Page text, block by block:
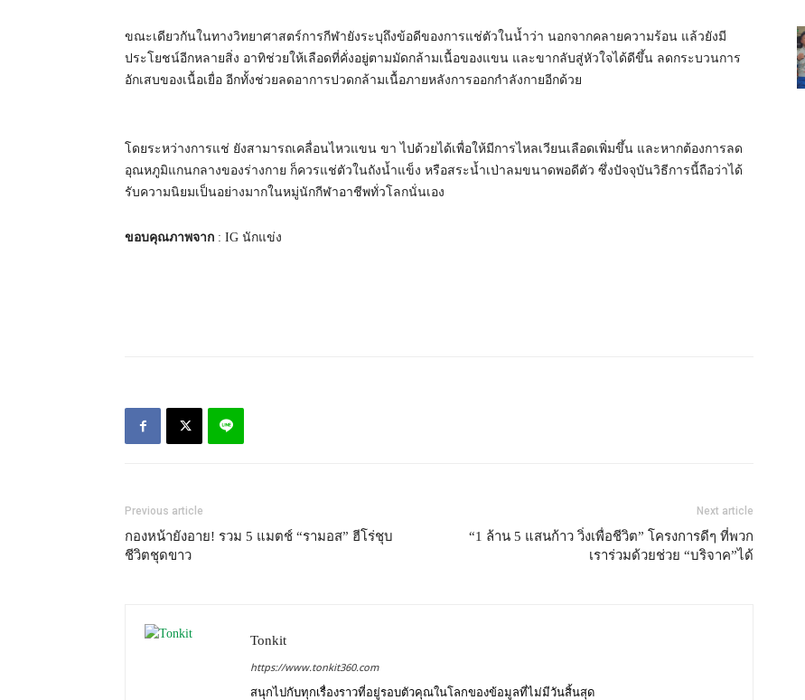
ขณะเดียวกันในทางวิทยาศาสตร์การกีฬายังระบุถึงข้อดีของการแช่ตัวในน้ำว่า นอกจากคลายความร้อน แล้วยังมี
ประโยชน์อีกหลายสิ่ง อาทิช่วยให้เลือดที่คั่งอยู่ตามมัดกล้ามเนื้อของแขน และขากลับสู่หัวใจได้ดีขึ้น ลดกระบวนการ
อักเสบของเนื้อเยื่อ อีกทั้งช่วยลดอาการปวดกล้ามเนื้อภายหลังการออกกำลังกายอีกด้วย
โดยระหว่างการแช่ ยังสามารถเคลื่อนไหวแขน ขา ไปด้วยได้เพื่อให้มีการไหลเวียนเลือดเพิ่มขึ้น และหากต้องการลด
อุณหภูมิแกนกลางของร่างกาย ก็ควรแช่ตัวในถังน้ำแข็ง หรือสระน้ำเป่าลมขนาดพอดีตัว ซึ่งปัจจุบันวิธีการนี้ถือว่าได้
รับความนิยมเป็นอย่างมากในหมู่นักกีฬาอาชีพทั่วโลกนั่นเอง
ขอบคุณภาพจาก : IG นักแข่ง
Previous article
กองหน้ายังอาย! รวม 5 แมตช์ “รามอส” ฮีโร่ชุบ
ชีวิตชุดขาว
Next article
“1 ล้าน 5 แสนก้าว วิ่งเพื่อชีวิต” โครงการดีๆ ที่พวก
เราร่วมด้วยช่วย “บริจาค”ได้
Tonkit
https://www.tonkit360.com
สนุกไปกับทุกเรื่องราวที่อยู่รอบตัวคุณในโลกของข้อมูลที่ไม่มีวันสิ้นสุด